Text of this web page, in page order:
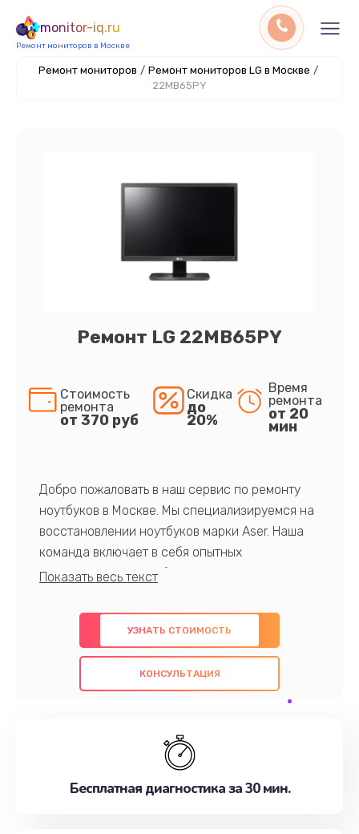
monitor-iq.ru
Ремонт мониторов в Москве
Ремонт мониторов / Ремонт мониторов LG в Москве /
22MB65PY
Ремонт LG 22MB65PY
Стоимость
ремонта
от 370 руб
Скидка
до
20%
Время
ремонта
от 20
мин
Добро пожаловать в наш сервис по ремонту
ноутбуков в Москве. Мы специализируемся на
восстановлении ноутбуков марки Aser. Наша
команда включает в себя опытных
профессионалов с обширными знаниями и
предлагаем быстрый и качественный ремонт с
использованием оригинальных компонентов, а
также гарантируем качество всех
проведенных работ. Наша цель - предоставить
наилучшим образом. Не медлите записаться на
УЗНАТЬ СТОИМОСТЬ
КОНСУЛЬТАЦИЯ
Бесплатная диагностика за 30 мин.